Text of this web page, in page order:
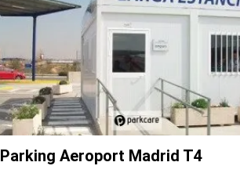
Parking Aeroport Madrid T4